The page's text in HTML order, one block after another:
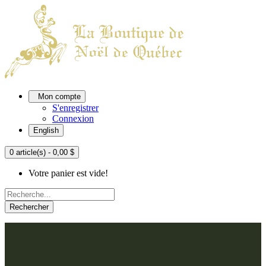
Mon compte
S'enregistrer
Connexion
English
0 article(s) - 0,00 $
Votre panier est vide!
Rechercher